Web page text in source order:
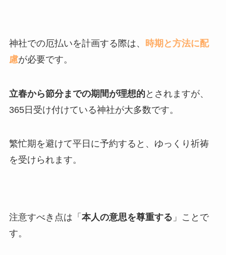
神社での厄払いを計画する際は、
時期と方法に配
慮が必要です。
立春から節分までの期間が理想的とされますが、
365日受け付けている神社が大多数です。
繁忙期を避けて平日に予約すると、ゆっくり祈祷
を受けられます。
注意すべき点は「 本人の意思を尊重する 」ことで
す。